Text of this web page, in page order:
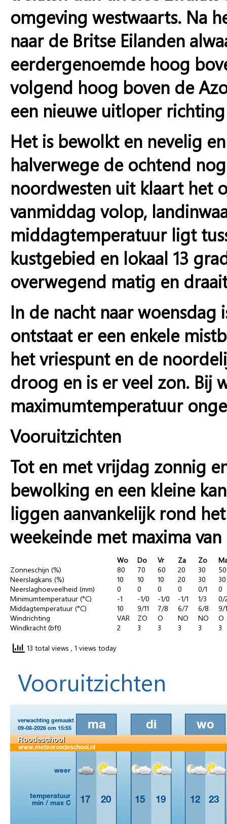
omgeving westwaarts. Na
naar de Britse Eilanden
eerdergenoemde hoog
volgend hoog boven de
een nieuwe uitloper
Het is bewolkt en nevelig
halverwege de ochtend
noordwesten uit klaart het
vanmiddag volop,
middagtemperatuur ligt
kustgebied en lokaal 13
overwegend matig en
In de nacht naar
ontstaat er een enkele
het vriespunt en de
droog en is er veel zon. Bij
maximumtemperatuur
Vooruitzichten
Tot en met vrijdag zonnig
bewolking en een kleine
liggen aanvankelijk rond
weekeinde met maxima
Wo Do Vr Za Zo
Zonneschijn (%)
80 70 60 20 30
50
Neerslagkans (%)
10 10 10 20 30
30
Neerslaghoeveelheid (mm)
0 0 0 0 0/1
0
Minimumtemperatuur (°C)
-1 -1/0 -1/0 -1/1 1/3
0/
Middagtemperatuur (°C)
10 9/11 7/8 6/7 6/8
9/
Windrichting
VAR ZO O NO NO
O
Windkracht (bft)
2 3 3 3 3 3
13 total views , 1 views today
Vooruitzichten